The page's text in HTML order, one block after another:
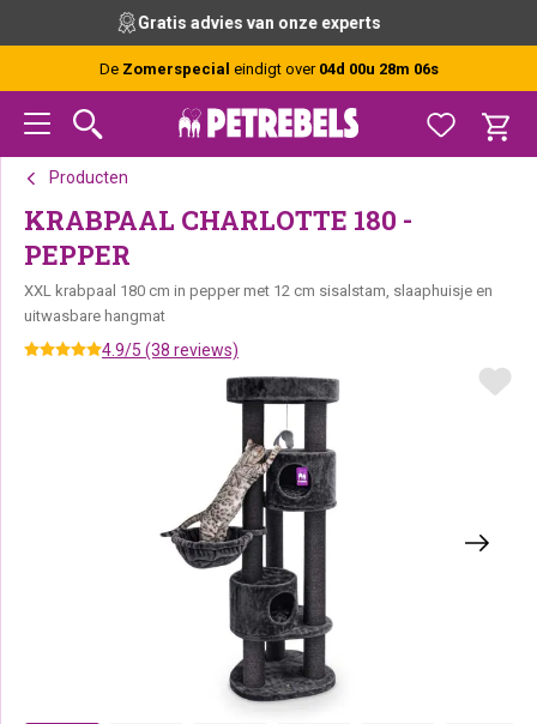
hoofdnavigatie
hoofd
inhoud
voettekst
Vóór 15:00 besteld, vandaag verzonden (ma-vr)
De Zomerspecial eindigt over 04d 00u 28m 06s
Producten
KRABPAAL CHARLOTTE 180 -
PEPPER
XXL krabpaal 180 cm in pepper met 12 cm sisalstam, slaaphuisje en
uitwasbare hangmat
4.9/5 (38 reviews)